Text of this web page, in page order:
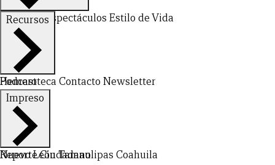
DeportesEspectáculos Estilo de Vida
Recursos
Hemeroteca Contacto Newsletter
Podcast
Impreso
Nuevo LeónTamaulipas Coahuila
Reporte Ciudadano